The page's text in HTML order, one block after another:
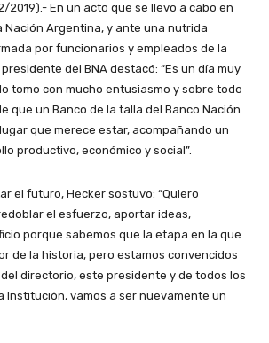
2019).- En un acto que se llevo a cabo en
Nación Argentina, y ante una nutrida
por funcionarios y empleados de la
del BNA destacó: “Es un día muy
tomo con mucho entusiasmo y sobre todo
que un Banco de la talla del Banco Nación
que merece estar, acompañando un
productivo, económico y social”.
el futuro, Hecker sostuvo: “Quiero
el esfuerzo, aportar ideas,
porque sabemos que la etapa en la que
de la historia, pero estamos convencidos
directorio, este presidente y de todos los
Institución, vamos a ser nuevamente un